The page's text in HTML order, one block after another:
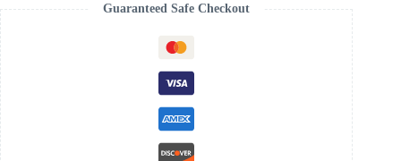
Guaranteed Safe Checkout